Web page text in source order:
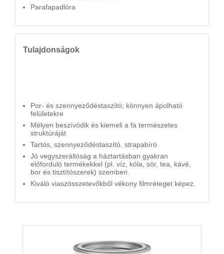
Parafapadlóra
Tulajdonságok
Por- és szennyeződéstaszító; könnyen ápolható
felületekre
Mélyen beszívódik és kiemeli a fa természetes
struktúráját
Tartós, szennyeződéstaszító, strapabíró
Jó vegyszerállóság a háztartásban gyakran
előforduló termékekkel (pl. víz, kóla, sör, tea, kávé,
bor és tisztítószerek) szemben.
Kiváló viaszösszetevőkből vékony filmréteget képez.